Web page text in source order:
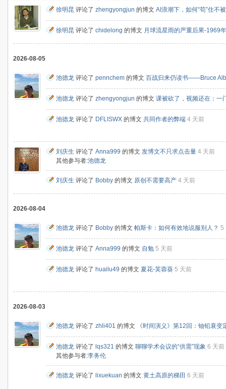
徐明昆 评论了 zhengyongjun 的博文 AI浪潮下，如何“苟”住不
徐明昆 评论了 chidelong 的博文 月球流星雨的严重后果-1969
2026-08-05
池德龙 评论了 pennchem 的博文 百战归来仍读书——Bruce
池德龙 评论了 zhengyongjun 的博文 课被砍了，视频还在：一
池德龙 评论了 DFLISWX 的博文 共同作者的弊端 4 天前
刘庆生 评论了 Anna999 的博文 发博文不只求点击量 4 天前
其他参与者:池德龙
刘庆生 评论了 Bobby 的博文 原创不需要高产 4 天前
2026-08-04
池德龙 评论了 Bobby 的博文 帕斯卡：如何有效地说服别人？ 5
池德龙 评论了 Anna999 的博文 自勉 5 天前
池德龙 评论了 huailu49 的博文 夏花-芙蓉葵 5 天前
2026-08-03
池德龙 评论了 zhli401 的博文 《时间演义》第12回：铀铅衰
池德龙 评论了 lqs321 的博文 聊聊学术会议的“供需”现象 6 天前
其他参与者:李务伦
池德龙 评论了 lixuekuan 的博文 黄土高原的梯田 6 天前